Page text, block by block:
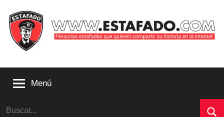
contenido
que
compartir
Menú
Buscar: